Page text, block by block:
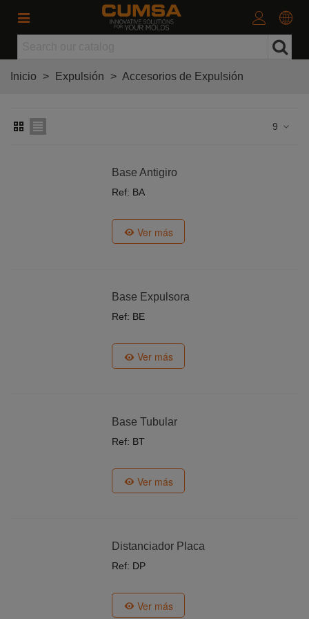
Inicio > Expulsión > Accesorios de Expulsión
9
Base Antigiro
Ref: BA
Ver más
Base Expulsora
Ref: BE
Ver más
Base Tubular
Ref: BT
Ver más
Distanciador Placa
Ref: DP
Ver más